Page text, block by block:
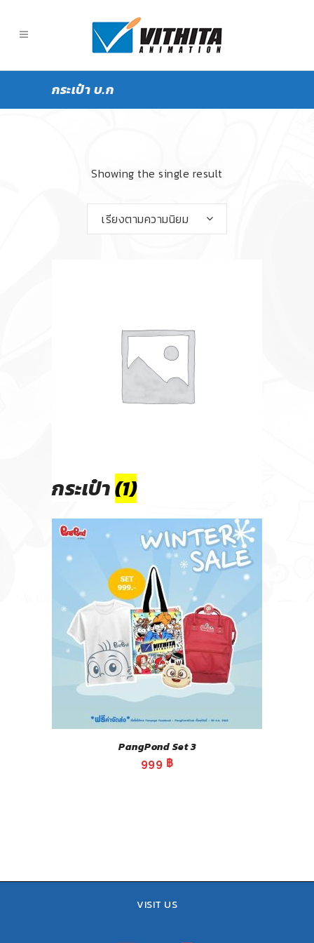
กระเป๋า บ.ก
Showing the single result
เรียงตามความนิยม
กระเป๋า(1)
PangPond Set 3
999 ฿
VISIT US